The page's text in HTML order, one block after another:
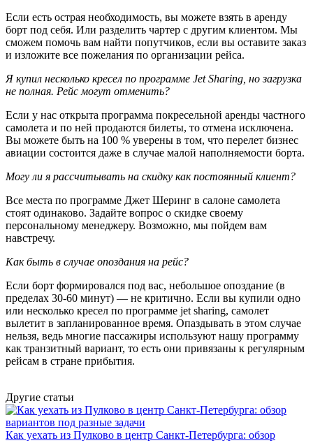
Если есть острая необходимость, вы можете взять в аренду
борт под себя. Или разделить чартер с другим клиентом. Мы
сможем помочь вам найти попутчиков, если вы оставите заказ
и изложите все пожелания по организации рейса.
Я купил несколько кресел по программе Jet Sharing, но загрузка
не полная. Рейс могут отменить?
Если у нас открыта программа покресельной аренды частного
самолета и по ней продаются билеты, то отмена исключена.
Вы можете быть на 100 % уверены в том, что перелет бизнес
авиации состоится даже в случае малой наполняемости борта.
Могу ли я рассчитывать на скидку как постоянный клиент?
Все места по программе Джет Шеринг в салоне самолета
стоят одинаково. Задайте вопрос о скидке своему
персональному менеджеру. Возможно, мы пойдем вам
навстречу.
Как быть в случае опоздания на рейс?
Если борт формировался под вас, небольшое опоздание (в
пределах 30-60 минут) — не критично. Если вы купили одно
или несколько кресел по программе jet sharing, самолет
вылетит в запланированное время. Опаздывать в этом случае
нельзя, ведь многие пассажиры используют нашу программу
как транзитный вариант, то есть они привязаны к регулярным
рейсам в стране прибытия.
Другие статьи
Как уехать из Пулково в центр Санкт-Петербурга: обзор